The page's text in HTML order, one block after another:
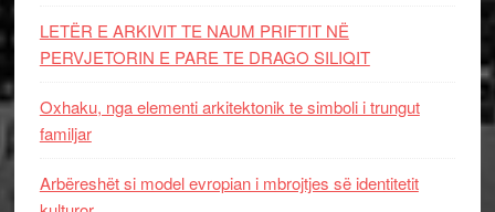
LETËR E ARKIVIT TE NAUM PRIFTIT NË
PERVJETORIN E PARE TE DRAGO SILIQIT
Oxhaku, nga elementi arkitektonik te simboli i trungut
familjar
Arbëreshët si model evropian i mbrojtjes së identitetit